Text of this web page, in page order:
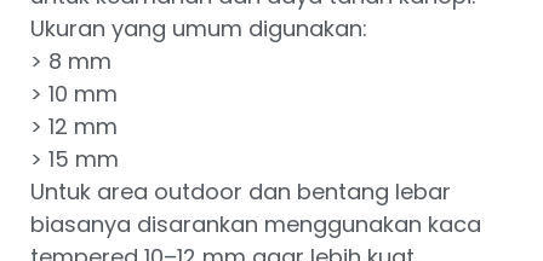
Ukuran yang umum digunakan:
> 8 mm
> 10 mm
> 12 mm
> 15 mm
Untuk area outdoor dan bentang lebar
biasanya disarankan menggunakan kaca